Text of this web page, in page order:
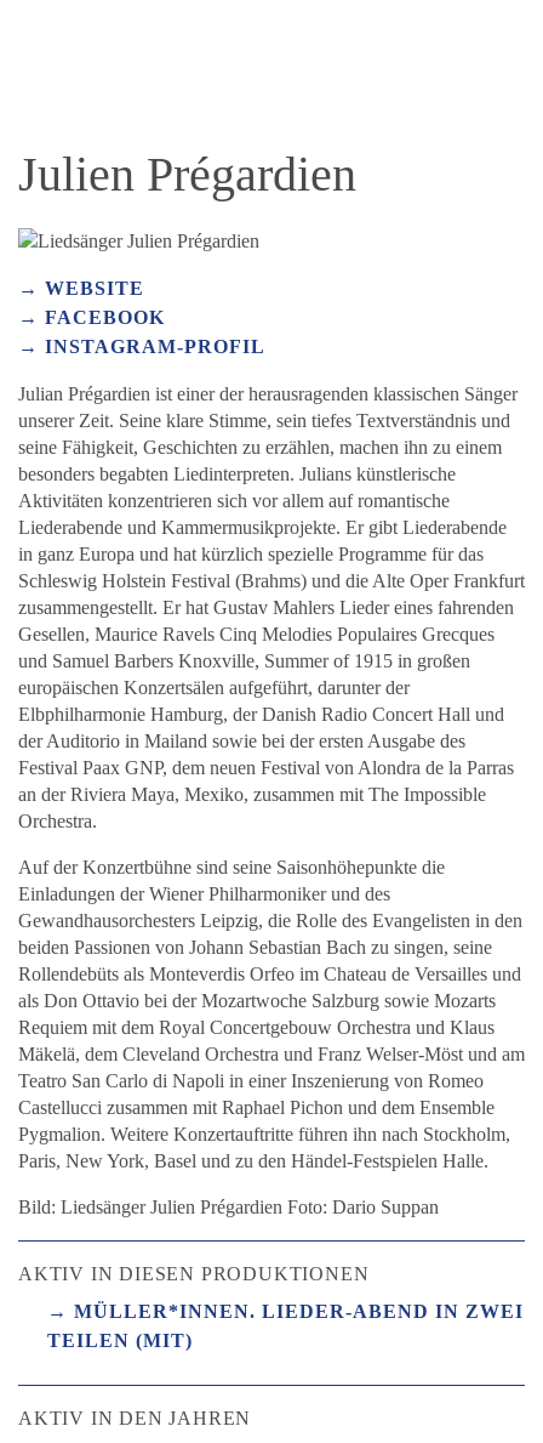
Julien Prégardien
WEBSITE
FACEBOOK
INSTAGRAM-PROFIL
Julian Prégardien ist einer der herausragenden klassischen Sänger
unserer Zeit. Seine klare Stimme, sein tiefes Textverständnis und
seine Fähigkeit, Geschichten zu erzählen, machen ihn zu einem
besonders begabten Liedinterpreten. Julians künstlerische
Aktivitäten konzentrieren sich vor allem auf romantische
Liederabende und Kammermusikprojekte. Er gibt Liederabende
in ganz Europa und hat kürzlich spezielle Programme für das
Schleswig Holstein Festival (Brahms) und die Alte Oper Frankfurt
zusammengestellt. Er hat Gustav Mahlers Lieder eines fahrenden
Gesellen, Maurice Ravels Cinq Melodies Populaires Grecques
und Samuel Barbers Knoxville, Summer of 1915 in großen
europäischen Konzertsälen aufgeführt, darunter der
Elbphilharmonie Hamburg, der Danish Radio Concert Hall und
der Auditorio in Mailand sowie bei der ersten Ausgabe des
Festival Paax GNP, dem neuen Festival von Alondra de la Parras
an der Riviera Maya, Mexiko, zusammen mit The Impossible
Orchestra.
Auf der Konzertbühne sind seine Saisonhöhepunkte die
Einladungen der Wiener Philharmoniker und des
Gewandhausorchesters Leipzig, die Rolle des Evangelisten in den
beiden Passionen von Johann Sebastian Bach zu singen, seine
Rollendebüts als Monteverdis Orfeo im Chateau de Versailles und
als Don Ottavio bei der Mozartwoche Salzburg sowie Mozarts
Requiem mit dem Royal Concertgebouw Orchestra und Klaus
Mäkelä, dem Cleveland Orchestra und Franz Welser-Möst und am
Teatro San Carlo di Napoli in einer Inszenierung von Romeo
Castellucci zusammen mit Raphael Pichon und dem Ensemble
Pygmalion. Weitere Konzertauftritte führen ihn nach Stockholm,
Paris, New York, Basel und zu den Händel-Festspielen Halle.
Bild: Liedsänger Julien Prégardien Foto: Dario Suppan
AKTIV IN DIESEN PRODUKTIONEN
MÜLLER*INNEN. LIEDER-ABEND IN ZWEI
TEILEN (MIT)
AKTIV IN DEN JAHREN